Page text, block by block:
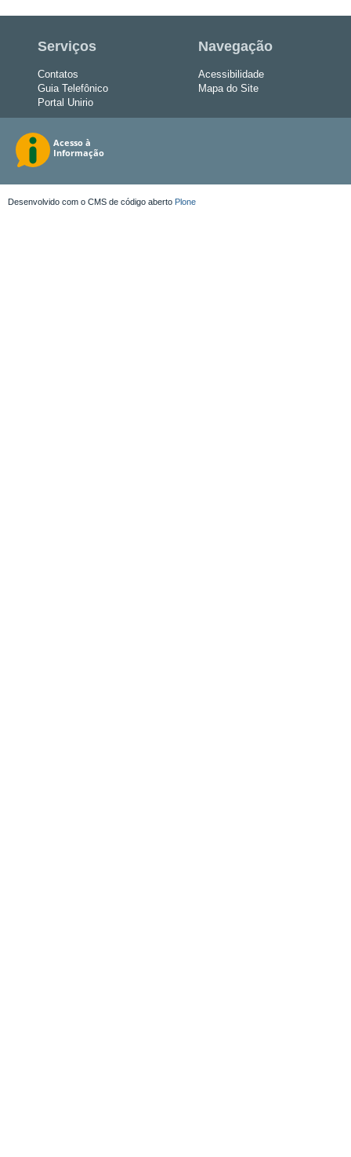
Serviços
Contatos
Guia Telefônico
Portal Unirio
Navegação
Acessibilidade
Mapa do Site
Desenvolvido com o CMS de código aberto Plone